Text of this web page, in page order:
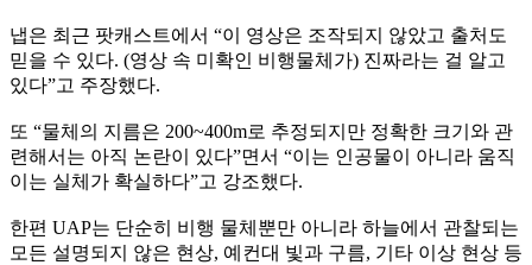
냅은 최근 팟캐스트에서 “이 영상은 조작되지 않았고 출처도
믿을 수 있다. (영상 속 미확인 비행물체가) 진짜라는 걸 알고
있다”고 주장했다.
또 “물체의 지름은 200~400m로 추정되지만 정확한 크기와 관
련해서는 아직 논란이 있다”면서 “이는 인공물이 아니라 움직
이는 실체가 확실하다”고 강조했다.
한편 UAP는 단순히 비행 물체뿐만 아니라 하늘에서 관찰되는
모든 설명되지 않은 현상, 예컨대 빛과 구름, 기타 이상 현상 등